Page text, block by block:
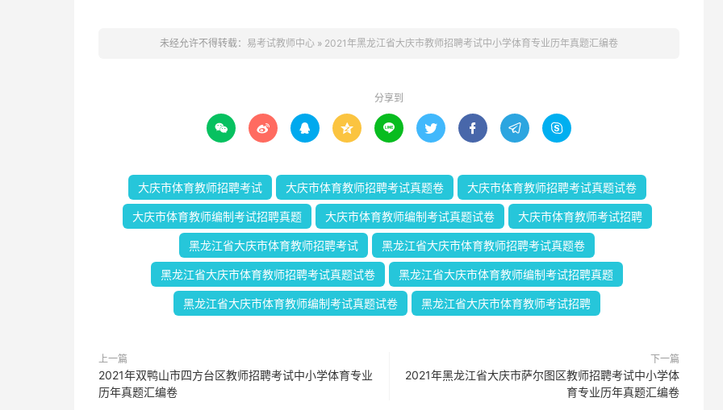
未经允许不得转载： 易考试教师中心 » 2021年黑龙江省大庆市教师招聘考试中小学体育专业历年真题汇编卷
分享到
        
大庆市体育教师招聘考试 大庆市体育教师招聘考试真题卷 大庆市体育教师招聘考试真题试卷
大庆市体育教师编制考试招聘真题 大庆市体育教师编制考试真题试卷 大庆市体育教师考试招聘
黑龙江省大庆市体育教师招聘考试 黑龙江省大庆市体育教师招聘考试真题卷
黑龙江省大庆市体育教师招聘考试真题试卷 黑龙江省大庆市体育教师编制考试招聘真题
黑龙江省大庆市体育教师编制考试真题试卷 黑龙江省大庆市体育教师考试招聘
上一篇
2021年双鸭山市四方台区教师招聘考试中小学体育专业
历年真题汇编卷
下一篇
2021年黑龙江省大庆市萨尔图区教师招聘考试中小学体
育专业历年真题汇编卷